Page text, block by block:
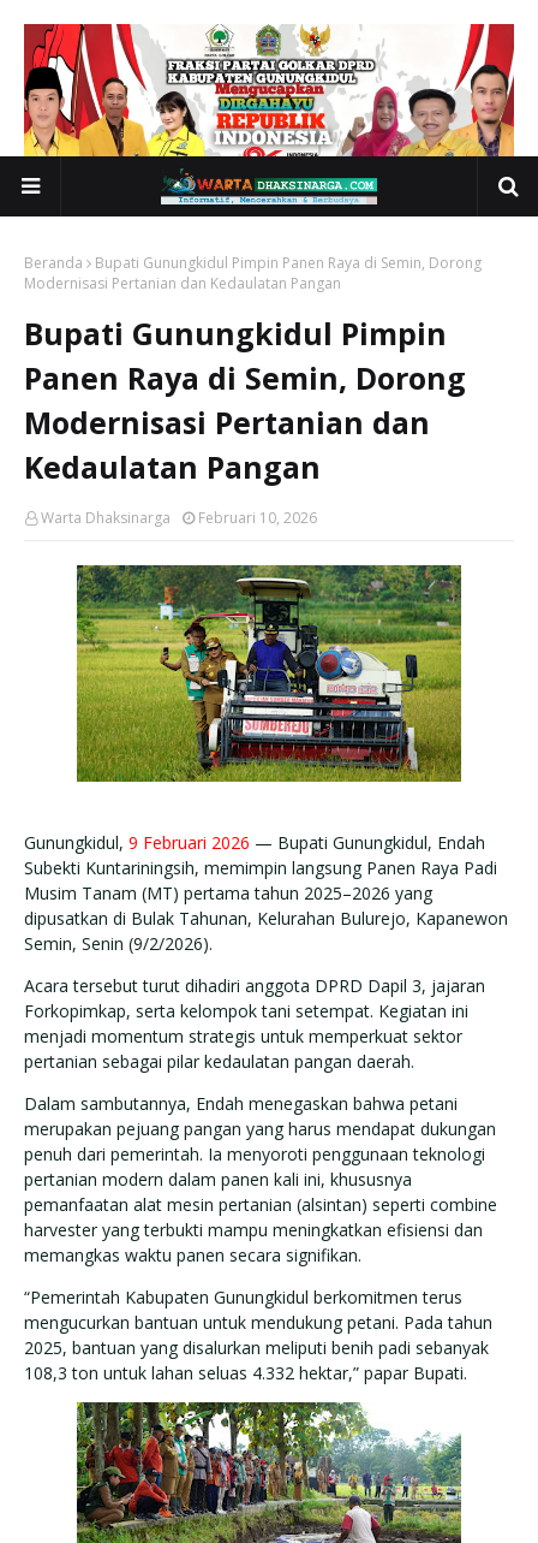
Beranda
Bupati Gunungkidul Pimpin Panen Raya di Semin, Dorong
Modernisasi Pertanian dan Kedaulatan Pangan
Bupati Gunungkidul Pimpin
Panen Raya di Semin, Dorong
Modernisasi Pertanian dan
Kedaulatan Pangan
Warta Dhaksinarga Februari 10, 2026
Gunungkidul, 9 Februari 2026 — Bupati Gunungkidul, Endah
Subekti Kuntariningsih, memimpin langsung Panen Raya Padi
Musim Tanam (MT) pertama tahun 2025–2026 yang
dipusatkan di Bulak Tahunan, Kelurahan Bulurejo, Kapanewon
Semin, Senin (9/2/2026).
Acara tersebut turut dihadiri anggota DPRD Dapil 3, jajaran
Forkopimkap, serta kelompok tani setempat. Kegiatan ini
menjadi momentum strategis untuk memperkuat sektor
pertanian sebagai pilar kedaulatan pangan daerah.
Dalam sambutannya, Endah menegaskan bahwa petani
merupakan pejuang pangan yang harus mendapat dukungan
penuh dari pemerintah. Ia menyoroti penggunaan teknologi
pertanian modern dalam panen kali ini, khususnya
pemanfaatan alat mesin pertanian (alsintan) seperti combine
harvester yang terbukti mampu meningkatkan efisiensi dan
memangkas waktu panen secara signifikan.
“Pemerintah Kabupaten Gunungkidul berkomitmen terus
mengucurkan bantuan untuk mendukung petani. Pada tahun
2025, bantuan yang disalurkan meliputi benih padi sebanyak
108,3 ton untuk lahan seluas 4.332 hektar,” papar Bupati.